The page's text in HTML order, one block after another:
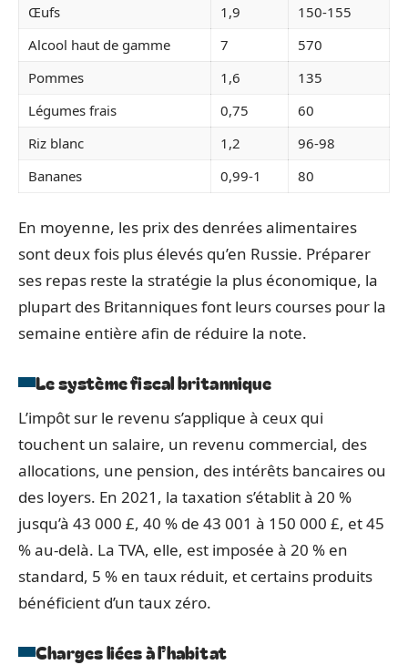
Œufs
1,9
150-155
Alcool haut de gamme
7
570
Pommes
1,6
135
Légumes frais
0,75
60
Riz blanc
1,2
96-98
Bananes
0,99-1 80
En moyenne, les prix des denrées alimentaires
sont deux fois plus élevés qu’en Russie. Préparer
ses repas reste la stratégie la plus économique, la
plupart des Britanniques font leurs courses pour la
semaine entière afin de réduire la note.
Le système fiscal britannique
L’impôt sur le revenu s’applique à ceux qui
touchent un salaire, un revenu commercial, des
allocations, une pension, des intérêts bancaires ou
des loyers. En 2021, la taxation s’établit à 20 %
jusqu’à 43 000 £, 40 % de 43 001 à 150 000 £, et 45
% au-delà. La TVA, elle, est imposée à 20 % en
standard, 5 % en taux réduit, et certains produits
bénéficient d’un taux zéro.
Charges liées à l’habitat